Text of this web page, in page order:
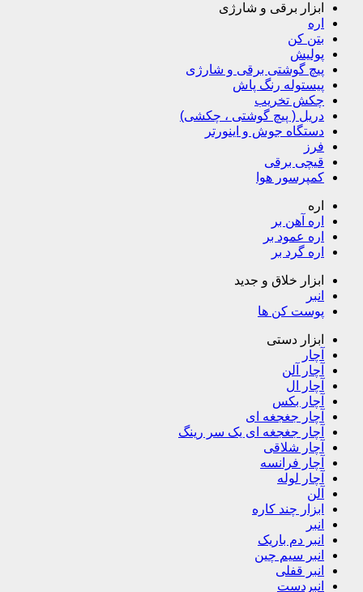
ابزار برقی و شارژی
اره
بتن کن
پولیش
پیچ گوشتی برقی و شارژی
پیستوله رنگ پاش
چکش تخریب
دریل ( پیچ گوشتی ، چکشی)
دستگاه جوش و اینورتر
فرز
قیچی برقی
کمپرسور هوا
اره
اره آهن بر
اره عمود بر
اره گرد بر
ابزار خلاق و جدید
انبر
پوست کن ها
ابزار دستی
آچار
آچار آلن
آچار ال
آچار بکس
آچار جغجغه ای
آچار جغجغه ای یک سر رینگ
آچار شلاقی
آچار فرانسه
آچار لوله
آلن
ابزار چند کاره
انبر
انبر دم باریک
انبر سیم چین
انبر قفلی
انبردست